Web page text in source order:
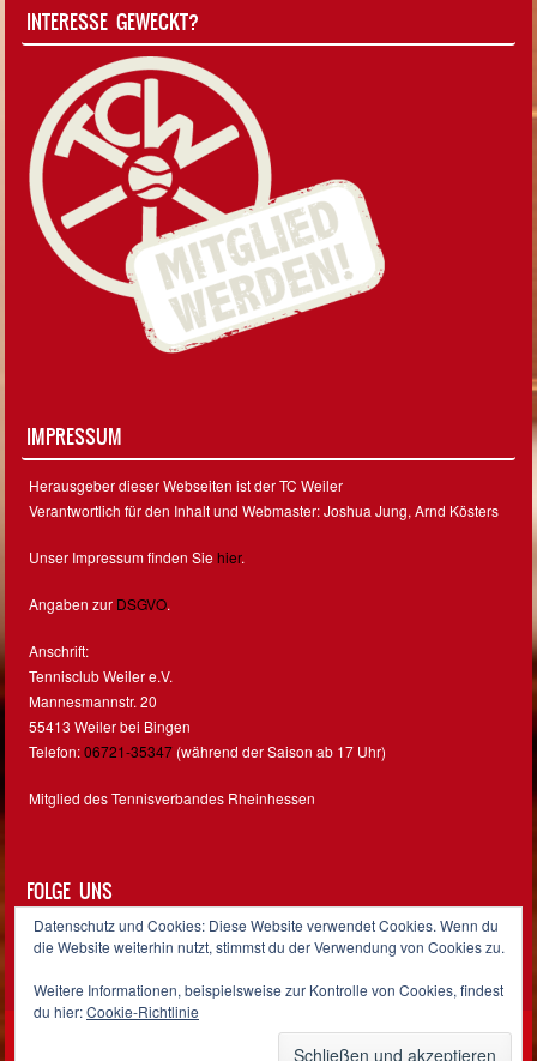
INTERESSE GEWECKT?
IMPRESSUM
Herausgeber dieser Webseiten ist der TC Weiler
Verantwortlich für den Inhalt und Webmaster: Joshua Jung, Arnd Kösters
Unser Impressum finden Siehier.
Angaben zur DSGVO.
Anschrift:
Tennisclub Weiler e.V.
Mannesmannstr. 20
55413 Weiler bei Bingen
Telefon:06721-35347 (während der Saison ab 17 Uhr)
Mitglied des Tennisverbandes Rheinhessen
FOLGE UNS
FacebookInstagram
Sporty free WordPress Sports ThemePowered By WordPress
Datenschutz und Cookies: Diese Website verwendet Cookies. Wenn du
die Website weiterhin nutzt, stimmst du der Verwendung von Cookies zu.
Weitere Informationen, beispielsweise zur Kontrolle von Cookies, findest
du hier:Cookie-Richtlinie